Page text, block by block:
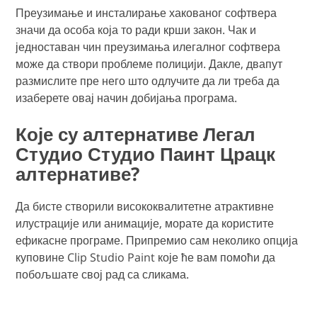
Преузимање и инсталирање хакованог софтвера
значи да особа која то ради крши закон. Чак и
једноставан чин преузимања илегалног софтвера
може да створи проблеме полицији. Дакле, двапут
размислите пре него што одлучите да ли треба да
изаберете овај начин добијања програма.
Које су алтернативе Легал
Студио Студио Паинт Црацк
алтернативе?
Да бисте створили висококвалитетне атрактивне
илустрације или анимације, морате да користите
ефикасне програме. Припремио сам неколико опција
куповине Clip Studio Paint које ће вам помоћи да
побољшате свој рад са сликама.